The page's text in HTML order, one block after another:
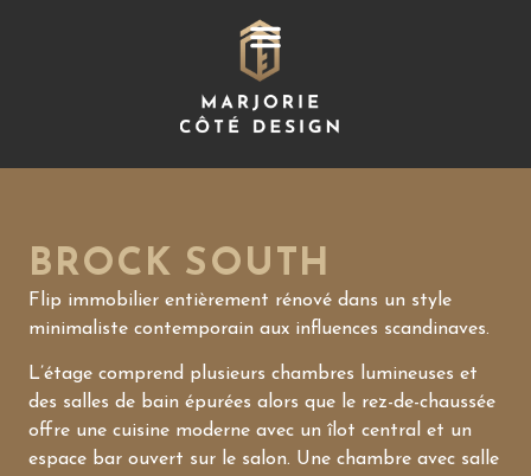
BROCK SOUTH
Flip immobilier entièrement rénové dans un style
minimaliste contemporain aux influences scandinaves.
L’étage comprend plusieurs chambres lumineuses et
des salles de bain épurées alors que le rez-de-chaussée
offre une cuisine moderne avec un îlot central et un
espace bar ouvert sur le salon. Une chambre avec salle